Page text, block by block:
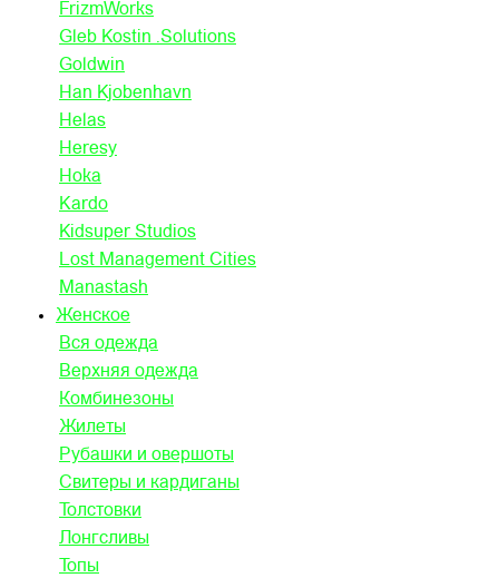
FrizmWorks
Gleb Kostin .Solutions
Goldwin
Han Kjobenhavn
Helas
Heresy
Hoka
Kardo
Kidsuper Studios
Lost Management Cities
Manastash
Женское
Вся одежда
Верхняя одежда
Комбинезоны
Жилеты
Рубашки и овершоты
Свитеры и кардиганы
Толстовки
Лонгсливы
Топы